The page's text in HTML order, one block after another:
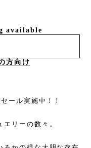
available
方向け
ール実施中！！
リーの数々。